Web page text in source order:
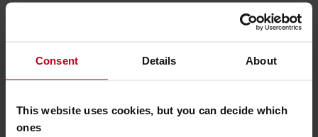
Consent Details About
This website uses cookies, but you can decide which
ones